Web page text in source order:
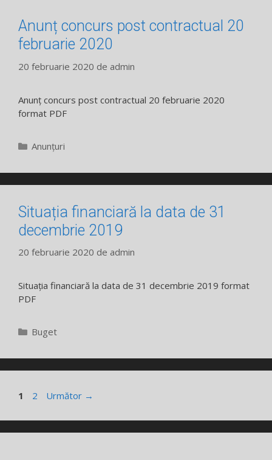
Anunț concurs post contractual 20
februarie 2020
20 februarie 2020 de admin
Anunț concurs post contractual 20 februarie 2020
format PDF
Categorii
Anunțuri
Situația financiară la data de 31
decembrie 2019
20 februarie 2020 de admin
Situația financiară la data de 31 decembrie 2019 format
PDF
Categorii
Buget
Pagina
1 Pagina
2 Următor →